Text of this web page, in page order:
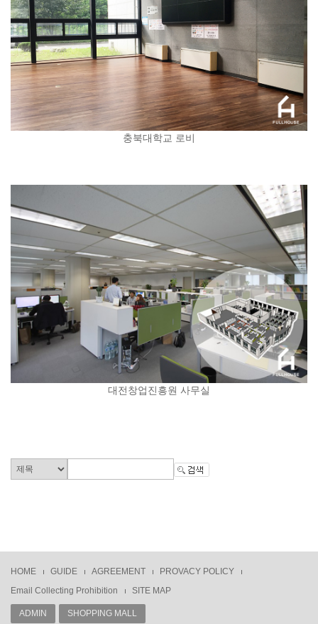
충북대학교 로비
대전창업진흥원 사무실
HOME GUIDE AGREEMENT
PROVACY POLICY
Email Collecting Prohibition
SITE MAP
ADMIN SHOPPING MALL